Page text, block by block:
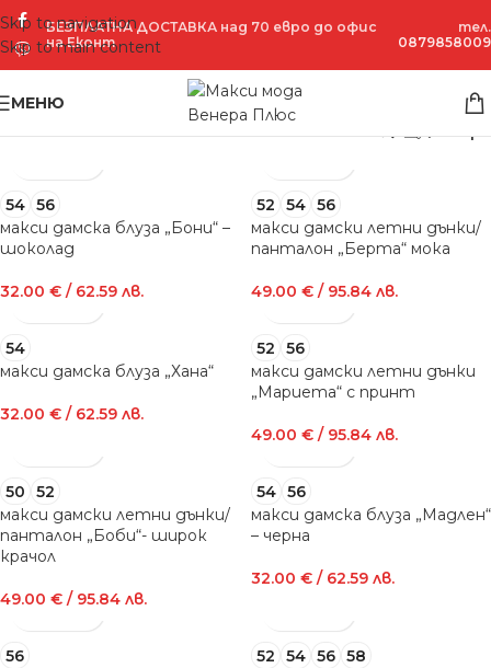
Skip to navigation
Skip to main content
БЕЗПЛАТНА ДОСТАВКА над 70 евро до офис
на Еконт
тел.
0879858009
МЕНЮ
Филтри
54 56
макси дамска блуза „Бони“ –
шоколад
32.00 € / 62.59 лв.
52 54 56
макси дамски летни дънки/
панталон „Берта“ мока
49.00 € / 95.84 лв.
54
макси дамска блуза „Хана“
32.00 € / 62.59 лв.
52
56
макси дамски летни дънки
„Мариета“ с принт
49.00 € / 95.84 лв.
50
52
макси дамски летни дънки/
панталон „Боби“- широк
крачол
49.00 € / 95.84 лв.
54 56
макси дамска блуза „Мадлен“
– черна
32.00 € / 62.59 лв.
56
52 54 56 58